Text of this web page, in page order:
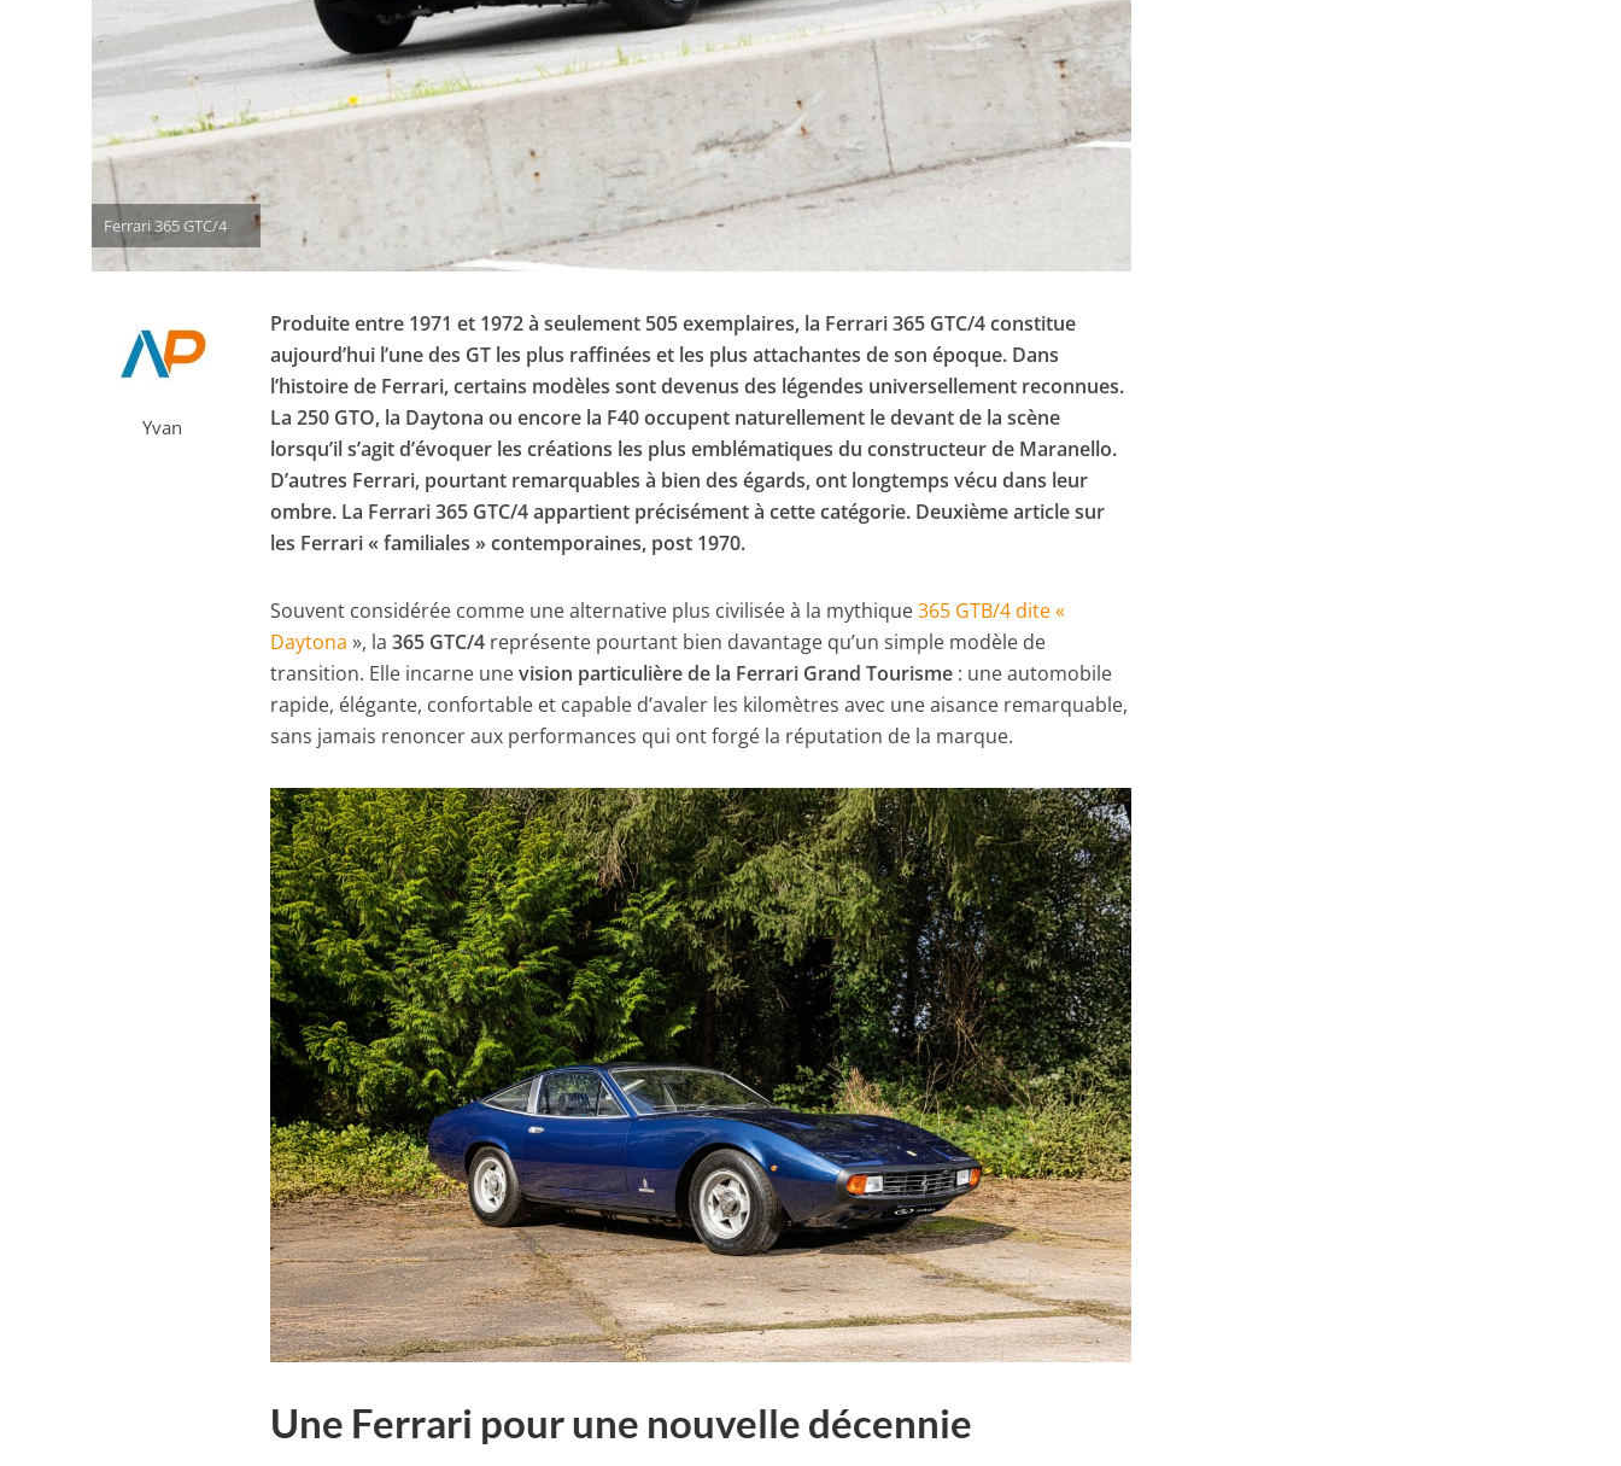
Ferrari 365 GTC/4
Yvan
Produite entre 1971 et 1972 à seulement 505 exemplaires, la Ferrari 365 GTC/4 constitue
aujourd’hui l’une des GT les plus raffinées et les plus attachantes de son époque. Dans
l’histoire de Ferrari, certains modèles sont devenus des légendes universellement reconnues.
La 250 GTO, la Daytona ou encore la F40 occupent naturellement le devant de la scène
lorsqu’il s’agit d’évoquer les créations les plus emblématiques du constructeur de Maranello.
D’autres Ferrari, pourtant remarquables à bien des égards, ont longtemps vécu dans leur
ombre. La Ferrari 365 GTC/4 appartient précisément à cette catégorie. Deuxième article sur
les Ferrari « familiales » contemporaines, post 1970.
Souvent considérée comme une alternative plus civilisée à la mythique365 GTB/4 dite «
Daytona », la365 GTC/4 représente pourtant bien davantage qu’un simple modèle de
transition. Elle incarne unevision particulière de la Ferrari Grand Tourisme : une automobile
rapide, élégante, confortable et capable d’avaler les kilomètres avec une aisance remarquable,
sans jamais renoncer aux performances qui ont forgé la réputation de la marque.
Une Ferrari pour une nouvelle décennie